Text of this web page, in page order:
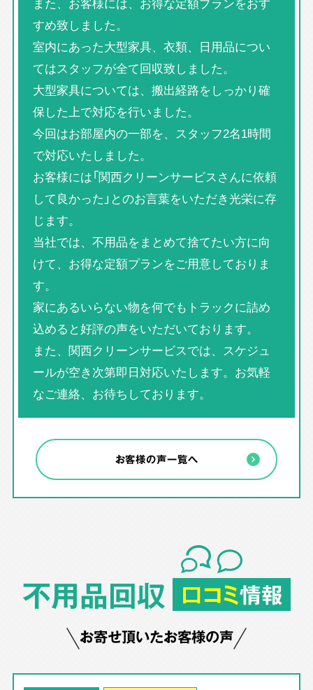
すめ致しました。
室内にあった大型家具、衣類、日用品につい
てはスタッフが全て回収致しました。
大型家具については、搬出経路をしっかり確
保した上で対応を行いました。
今回はお部屋内の一部を、スタッフ2名1時間
で対応いたしました。
お客様には「関西クリーンサービスさんに依頼
して良かった」とのお言葉をいただき光栄に存
じます。
当社では、不用品をまとめて捨てたい方に向
けて、お得な定額プランをご用意しておりま
す。
家にあるいらない物を何でもトラックに詰め
込めると好評の声をいただいております。
また、関西クリーンサービスでは、スケジュ
ールが空き次第即日対応いたします。お気軽
なご連絡、お待ちしております。
お客様の声一覧へ
不用品回収 口コミ情報
お寄せ頂いたお客様の声